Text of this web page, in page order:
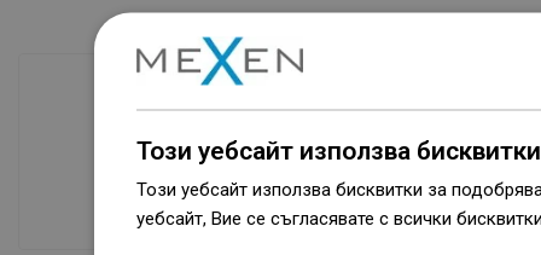
Наличие на стоки
Нашите продукти ви чакат в модерен
склад.Винаги готов за изпращане!
Този уебсайт използва бисквитки
Този уебсайт използва бисквитки за
уебсайт, Вие се съгласявате с всички